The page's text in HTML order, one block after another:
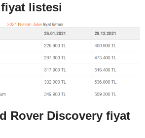
listesi
Rover Discovery fiyat